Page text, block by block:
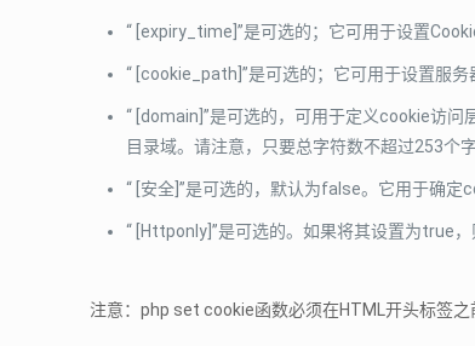
“ [expiry_time]”是可选的；它可用于设置
“ [cookie_path]”是可选的；它可用于设置服
“ [domain]”是可选的，可用于定义cookie访
目录域。请注意，只要总字符数不超过253个
“ [安全]”是可选的，默认为false。它用于确
“ [Httponly]”是可选的。如果将其设置为true
注意：php set cookie函数必须在HTML开头标签之